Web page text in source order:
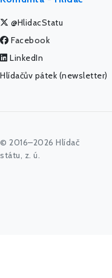
@HlidacStatu
Facebook
LinkedIn
Hlídačův pátek (newsletter)
© 2016–2026 Hlídač
státu, z. ú.